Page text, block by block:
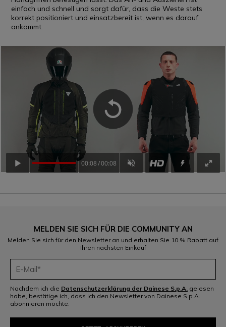
einfach und schnell und sorgt dafür, dass die Weste stets
korrekt positioniert und einsatzbereit ist, wenn es darauf
ankommt.
00:08 00:08
MELDEN SIE SICH FÜR DIE COMMUNITY AN
Melden Sie sich für den Newsletter an und erhalten Sie 10 % Rabatt auf
Ihren nächsten Einkauf
Nachdem ich die Datenschutzerklärung der Dainese S.p.A. gelesen
habe, bestätige ich, dass ich den Newsletter von Dainese S.p.A.
abonnieren möchte.